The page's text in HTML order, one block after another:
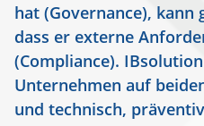
hat (Governance), kann
dass er externe
(Compliance).
Unternehmen auf
und technisch,